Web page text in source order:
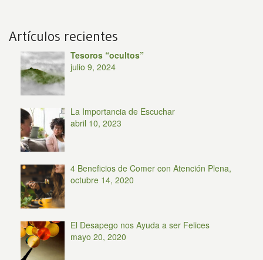
Artículos recientes
Tesoros “ocultos”
julio 9, 2024
La Importancia de Escuchar
abril 10, 2023
4 Beneficios de Comer con Atención Plena,
octubre 14, 2020
El Desapego nos Ayuda a ser Felices
mayo 20, 2020